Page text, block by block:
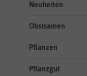
Neuheiten
Obstsamen
Pflanzen
Pflanzgut